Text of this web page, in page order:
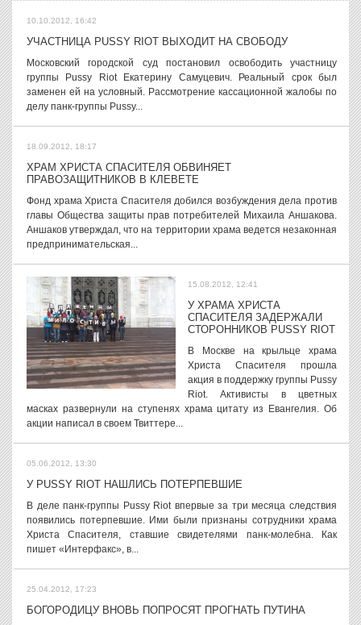
10.10.2012, 16:42
УЧАСТНИЦА PUSSY RIOT ВЫХОДИТ НА СВОБОДУ
Московский городской суд постановил освободить участницу
группы Pussy Riot Екатерину Самуцевич. Реальный срок был
заменен ей на условный. Рассмотрение кассационной жалобы по
делу панк-группы Pussy...
18.09.2012, 18:17
ХРАМ ХРИСТА СПАСИТЕЛЯ ОБВИНЯЕТ
ПРАВОЗАЩИТНИКОВ В КЛЕВЕТЕ
Фонд храма Христа Спасителя добился возбуждения дела против
главы Общества защиты прав потребителей Михаила Аншакова.
Аншаков утверждал, что на территории храма ведется незаконная
предпринимательская...
15.08.2012, 12:41
У ХРАМА ХРИСТА
СПАСИТЕЛЯ ЗАДЕРЖАЛИ
СТОРОННИКОВ PUSSY RIOT
В Москве на крыльце храма
Христа Спасителя прошла
акция в поддержку группы Pussy
Riot. Активисты в цветных
масках развернули на ступенях храма цитату из Евангелия. Об
акции написал в своем Твиттере...
05.06.2012, 13:30
У PUSSY RIOT НАШЛИСЬ ПОТЕРПЕВШИЕ
В деле панк-группы Pussy Riot впервые за три месяца следствия
появились потерпевшие. Ими были признаны сотрудники храма
Христа Спасителя, ставшие свидетелями панк-молебна. Как
пишет «Интерфакс», в...
25.04.2012, 17:23
БОГОРОДИЦУ ВНОВЬ ПОПРОСЯТ ПРОГНАТЬ ПУТИНА